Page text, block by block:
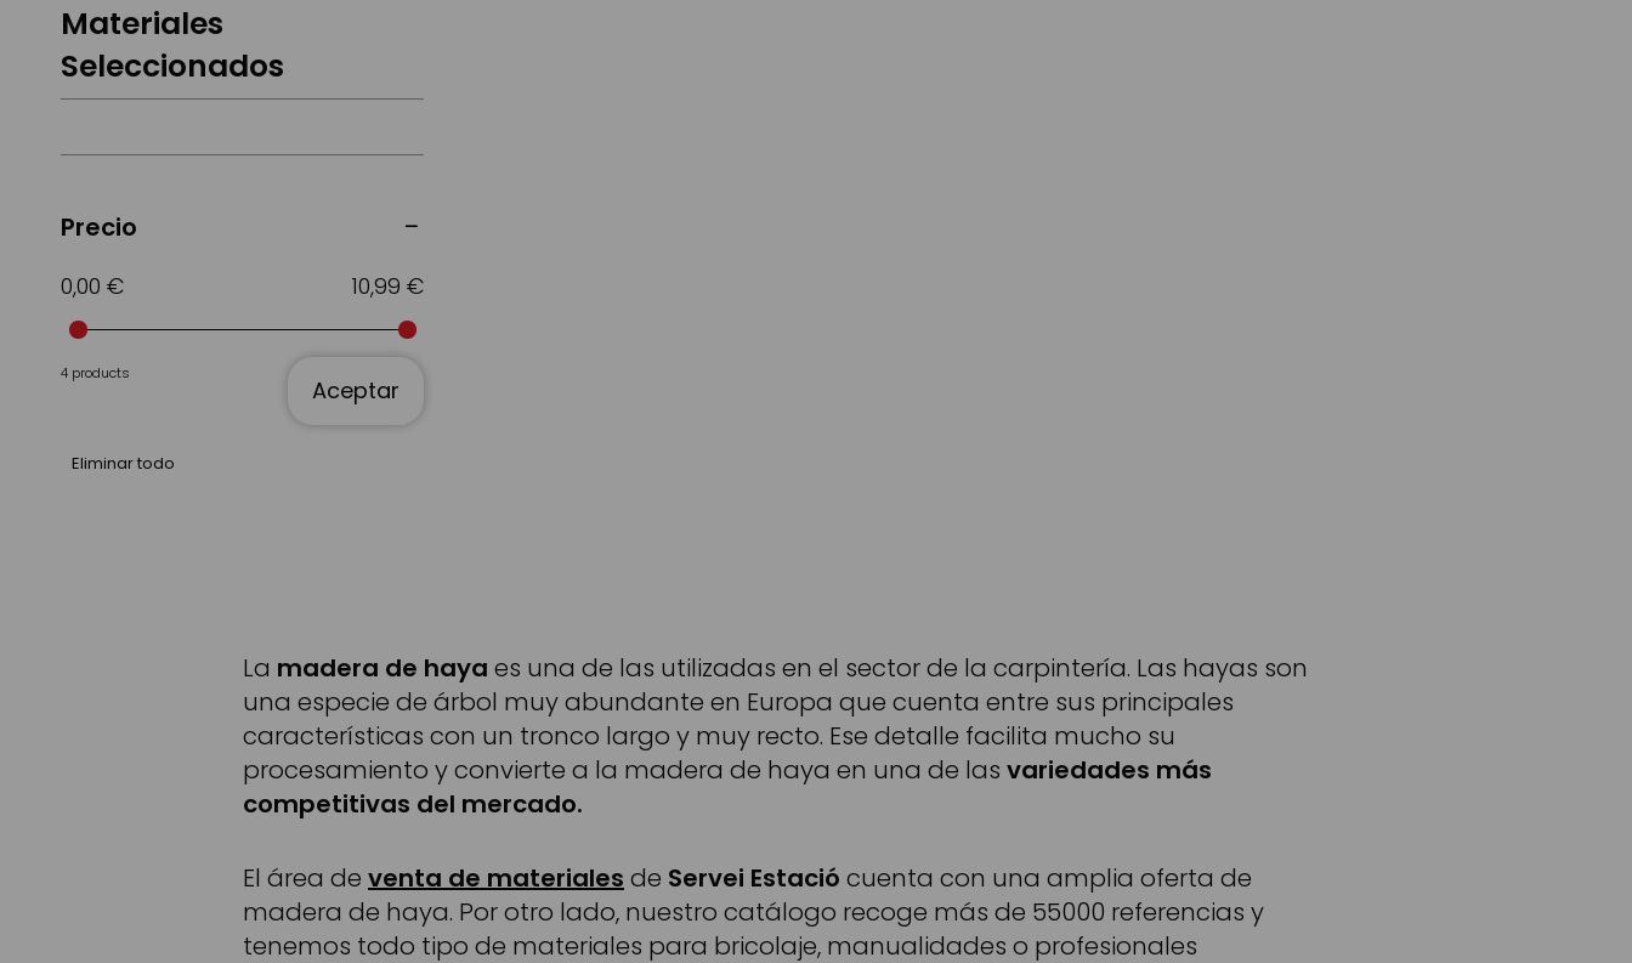
Materiales
Seleccionados
Precio
0,00 € 10,99 €
4 products
Aceptar
Eliminar todo
La madera de haya es una de las utilizadas en el sector de la carpintería. Las hayas son
una especie de árbol muy abundante en Europa que cuenta entre sus principales
características con un tronco largo y muy recto. Ese detalle facilita mucho su
procesamiento y convierte a la madera de haya en una de las variedades más
competitivas del mercado.
El área de venta de materiales de Servei Estació cuenta con una amplia oferta de
madera de haya. Por otro lado, nuestro catálogo recoge más de 55000 referencias y
tenemos todo tipo de materiales para bricolaje, manualidades o profesionales